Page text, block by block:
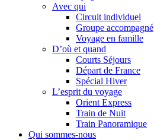
Avec qui
Circuit individuel
Groupe accompagné
Voyage en famille
D’où et quand
Courts Séjours
Départ de France
Spécial Hiver
L’esprit du voyage
Orient Express
Train de Nuit
Train Panoramique
Qui sommes-nous